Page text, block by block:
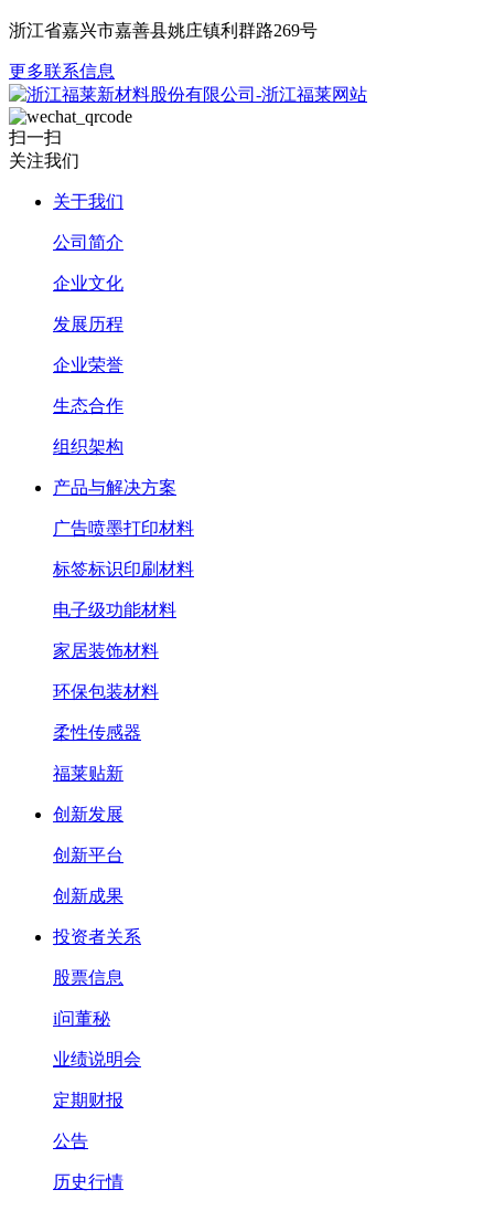
浙江省嘉兴市嘉善县姚庄镇利群路269号
更多联系信息
扫一扫
关注我们
关于我们
公司简介
企业文化
发展历程
企业荣誉
生态合作
组织架构
产品与解决方案
广告喷墨打印材料
标签标识印刷材料
电子级功能材料
家居装饰材料
环保包装材料
柔性传感器
福莱贴新
创新发展
创新平台
创新成果
投资者关系
股票信息
i问董秘
业绩说明会
定期财报
公告
历史行情